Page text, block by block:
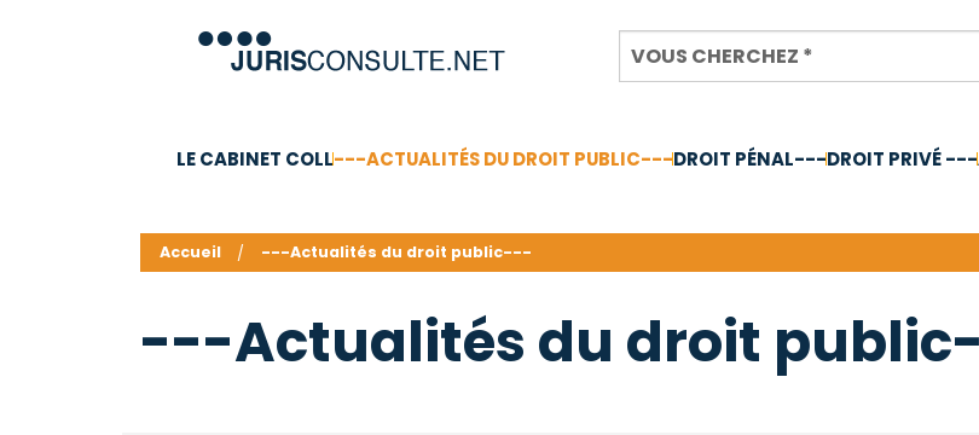
LE CABINET COLL---ACTUALITÉS DU DROIT PUBLIC---DROIT PÉNAL---DROIT PRIVÉ ---
Accueil ---Actualités du droit public---
---Actualités du droit